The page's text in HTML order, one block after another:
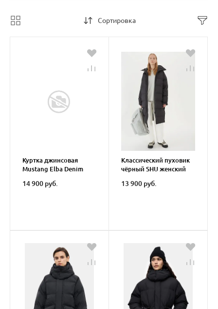
Сортировка
Куртка джинсовая
Mustang Elba Denim
14 900 руб.
Классический пуховик
чёрный SHU женский
13 900 руб.